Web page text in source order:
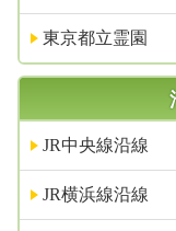
東京都立霊園
JR中央線沿線
JR横浜線沿線